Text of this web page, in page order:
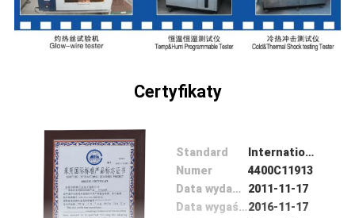
NAMI
WYCENĘ
SITEMAP
Certyfikaty
Standard
International standard products
Numer
4400C11913
Data wydania
2011-11-17
Data wygaśnięcia2016-11-17